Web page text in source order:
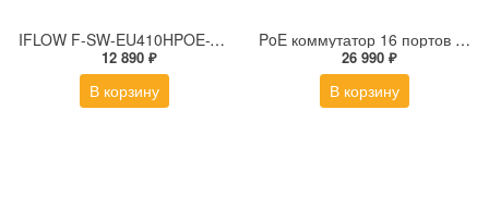
IFLOW F-SW-EU410HPOE-V коммутатор
12 890 ₽
В корзину
PoE коммутатор 16 портов F-SW-EM418POE-VM
26 990 ₽
В корзину